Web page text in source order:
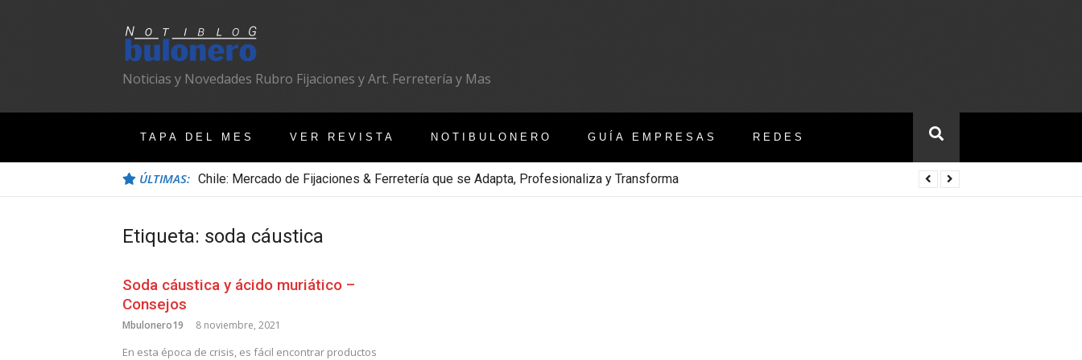
Noticias y Novedades Rubro Fijaciones y Art. Ferretería y Mas
TAPA DEL MES VER REVISTA NOTIBULONERO GUÍA EMPRESAS REDES
ÚLTIMAS: Chile: Mercado de Fijaciones & Ferretería que se Adapta, Profesionaliza y Transforma
Etiqueta: soda cáustica
Soda cáustica y ácido muriático –
Consejos
Mbulonero19 8 noviembre, 2021
En esta época de crisis, es fácil encontrar productos